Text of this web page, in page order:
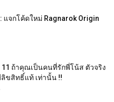
: แจกโค้ดใหม่ Ragnarok Origin
11 ถ้าคุณเป็นคนที่รักพี่โน้ส ตัวจริง
ขสิทธิ์แท้ เท่านั้น !!